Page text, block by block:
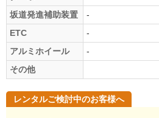
坂道発進補助装置
-
ETC
-
アルミホイール
-
その他
レンタルご検討中のお客様へ